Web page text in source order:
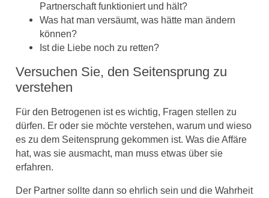
Partnerschaft funktioniert und hält?
Was hat man versäumt, was hätte man ändern
können?
Ist die Liebe noch zu retten?
Versuchen Sie, den Seitensprung zu
verstehen
Für den Betrogenen ist es wichtig, Fragen stellen zu
dürfen. Er oder sie möchte verstehen, warum und wieso
es zu dem Seitensprung gekommen ist. Was die Affäre
hat, was sie ausmacht, man muss etwas über sie
erfahren.
Der Partner sollte dann so ehrlich sein und die Wahrheit